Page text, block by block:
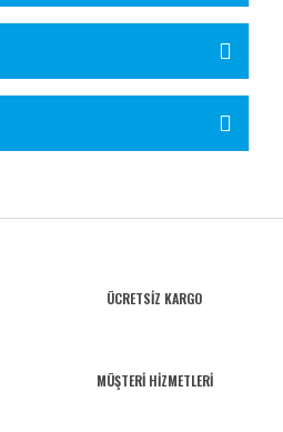
ÜCRETSİZ KARGO
MÜŞTERİ HİZMETLERİ